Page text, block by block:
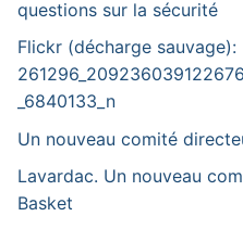
questions sur la sécurité
Flickr (décharge sauvage):
_6840133_n
Un nouveau comité
Lavardac. Un nouveau
Basket